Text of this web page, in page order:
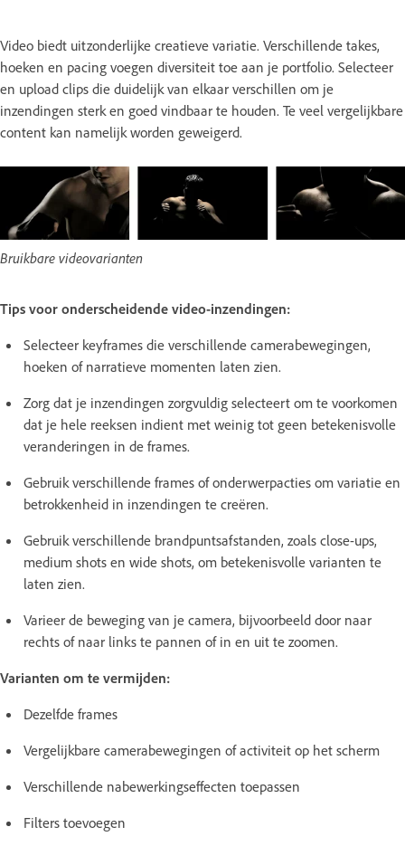
Video biedt uitzonderlijke creatieve variatie. Verschillende takes,
hoeken en pacing voegen diversiteit toe aan je portfolio. Selecteer
en upload clips die duidelijk van elkaar verschillen om je
inzendingen sterk en goed vindbaar te houden. Te veel vergelijkbare
content kan namelijk worden geweigerd.
Bruikbare videovarianten
Tips voor onderscheidende video-inzendingen:
Selecteer keyframes die verschillende camerabewegingen,
hoeken of narratieve momenten laten zien.
Zorg dat je inzendingen zorgvuldig selecteert om te voorkomen
dat je hele reeksen indient met weinig tot geen betekenisvolle
veranderingen in de frames.
Gebruik verschillende frames of onderwerpacties om variatie en
betrokkenheid in inzendingen te creëren.
Gebruik verschillende brandpuntsafstanden, zoals close-ups,
medium shots en wide shots, om betekenisvolle varianten te
laten zien.
Varieer de beweging van je camera, bijvoorbeeld door naar
rechts of naar links te pannen of in en uit te zoomen.
Varianten om te vermijden:
Dezelfde frames
Vergelijkbare camerabewegingen of activiteit op het scherm
Verschillende nabewerkingseffecten toepassen
Filters toevoegen